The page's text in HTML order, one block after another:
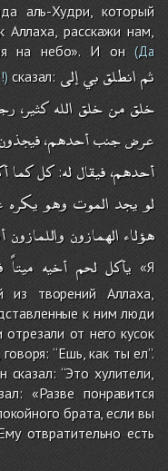
аль-Худри, который
расскажи нам,
на небо». И он(Да
сказал: ثمانطلقبيإلى
خلقمن خلق الله كثير،
عرضجنبأحدهم،فيجذون
أحدهم،فيقالله:كلكما
لويجد الموت وهويكره
هؤلاءالهمازونواللمازون
يأكل لحم أخيه ميتاً
«Я
из творений Аллаха,
к ним люди
от него кусок
‘‘Ешь, как ты ел’’.
‘‘Это хулители,
«Разве понравится
брата, если вы
отвратительно есть